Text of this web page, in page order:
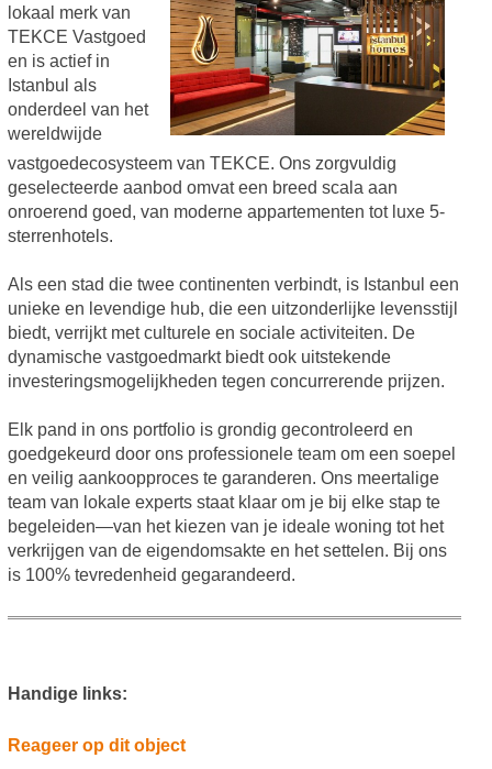
lokaal merk van
TEKCE Vastgoed
en is actief in
Istanbul als
onderdeel van het
wereldwijde
vastgoedecosysteem van TEKCE. Ons zorgvuldig
geselecteerde aanbod omvat een breed scala aan
onroerend goed, van moderne appartementen tot luxe 5-
sterrenhotels.
Als een stad die twee continenten verbindt, is Istanbul een
unieke en levendige hub, die een uitzonderlijke levensstijl
biedt, verrijkt met culturele en sociale activiteiten. De
dynamische vastgoedmarkt biedt ook uitstekende
investeringsmogelijkheden tegen concurrerende prijzen.
Elk pand in ons portfolio is grondig gecontroleerd en
goedgekeurd door ons professionele team om een soepel
en veilig aankoopproces te garanderen. Ons meertalige
team van lokale experts staat klaar om je bij elke stap te
begeleiden—van het kiezen van je ideale woning tot het
verkrijgen van de eigendomsakte en het settelen. Bij ons
is 100% tevredenheid gegarandeerd.
Handige links:
Reageer op dit object